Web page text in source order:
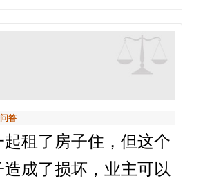
答
租了房子住，但这个
造成了损坏，业主可以